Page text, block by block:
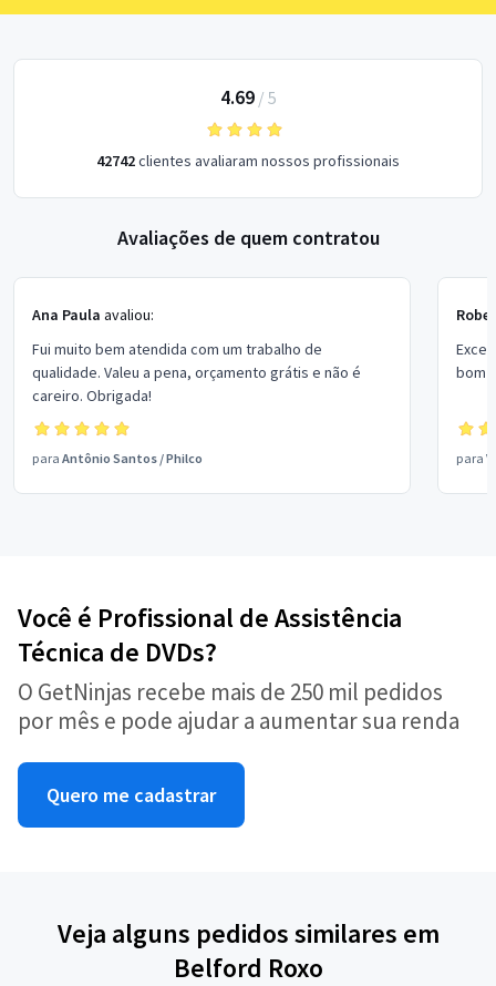
4.69/ 5
42742clientes avaliaram nossos profissionais
Avaliações de quem contratou
Ana Paula avaliou:
Fui muito bem atendida com um trabalho de
qualidade. Valeu a pena, orçamento grátis e não é
careiro. Obrigada!
para Antônio Santos /Philco
bom
para
Você é Profissional de Assistência
Técnica de DVDs?
O GetNinjas recebe mais de 250 mil pedidos
por mês e pode ajudar a aumentar sua renda
Quero me cadastrar
Veja alguns pedidos similares em
Belford Roxo